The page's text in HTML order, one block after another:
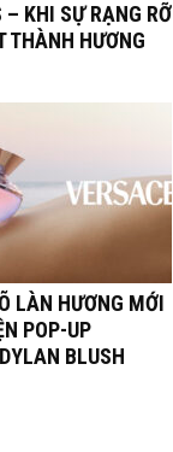
KHI SỰ RẠNG RỠ
THÀNH HƯƠNG
LÀN HƯƠNG MỚI
POP-UP
BLUSH